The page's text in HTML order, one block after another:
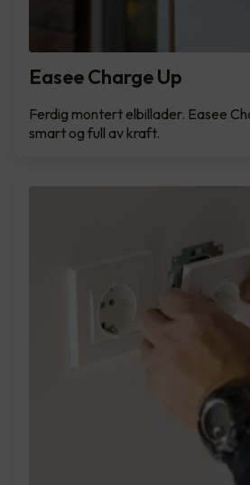
Easee Charge Up
Ferdig montert elbillader. Easee
smart og full av kraft.